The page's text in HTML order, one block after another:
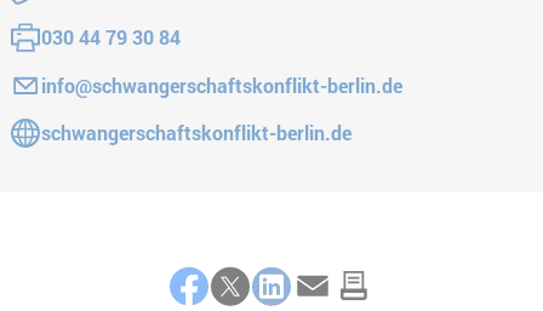
Fax:030 44 79 30 84
E-Mail:info@schwangerschaftskonflikt-berlin.de
Gehe zur Website:
schwangerschaftskonflikt-berlin.de